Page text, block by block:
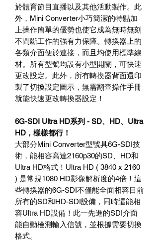
於體育節目直播以及其他活動製作。此
外， Mini Converter小巧簡潔的特點加
上操作簡單的優勢也使它成為無時無刻
不間斷工作的強有力保障。轉換器上的
各類介面便於連接，而且均使用標準線
材。所有型號均設有小型開關，可快速
更改設定。此外，所有轉換器背面還印
製了切換設定圖示，無需翻查操作手冊
就能快速更改轉換器設定！
6G-SDI Ultra HD系列 - SD、 HD、 Ultra
HD ，樣樣都行！
大部分Mini Converter型號具6G-SDI技
術，能相容高達2160p30的SD HD和
Ultra HD格式！ Ultra HD ( 3840 x 2160
) 是常規1080 HD影像解析度的4倍！這
些轉換器的6G-SDI不僅能全面相容目前
所有的SD和HD-SDI設備，同時還能相
容Ultra HD設備！此一先進的SDI介面
能自動檢測輸入信號，並根據需要切換
格式。